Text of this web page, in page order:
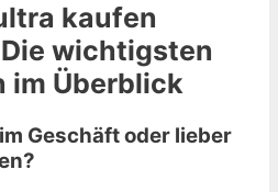
kaufen
wichtigsten
im Überblick
Geschäft oder lieber